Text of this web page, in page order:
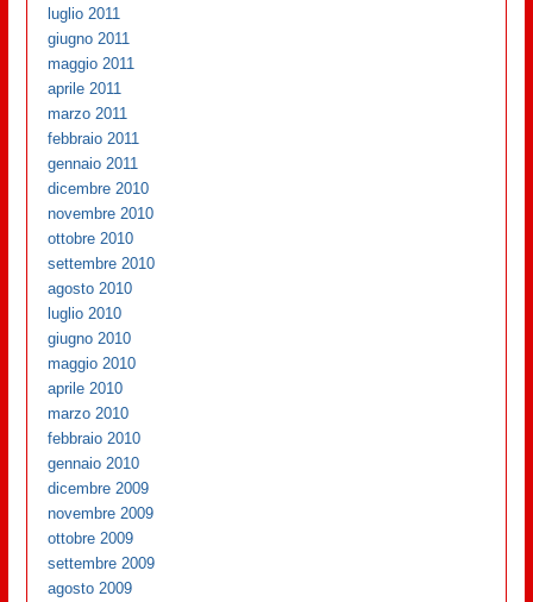
luglio 2011
giugno 2011
maggio 2011
aprile 2011
marzo 2011
febbraio 2011
gennaio 2011
dicembre 2010
novembre 2010
ottobre 2010
settembre 2010
agosto 2010
luglio 2010
giugno 2010
maggio 2010
aprile 2010
marzo 2010
febbraio 2010
gennaio 2010
dicembre 2009
novembre 2009
ottobre 2009
settembre 2009
agosto 2009